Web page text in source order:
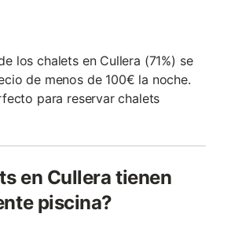
los chalets en Cullera (71%) se
de menos de 100€ la noche.
para reservar chalets
en Cullera tienen
piscina?